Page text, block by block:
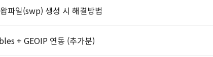
파일(swp) 생성 시 해결방법
+ GEOIP 연동 (추가분)